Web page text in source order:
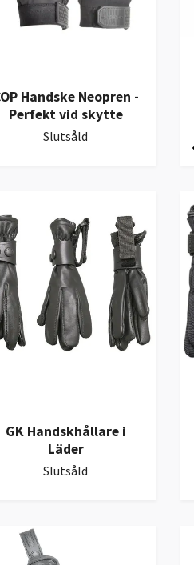
Handske Neopren -
Perfekt vid skytte
Slutsåld
GK Handskhållare i
Läder
Slutsåld